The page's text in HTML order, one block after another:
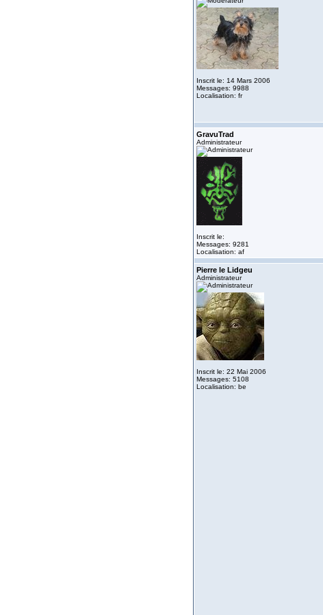
Inscrit le: 14 Mars 2006
Messages: 9988
Localisation: fr
GravuTrad
Administrateur
Inscrit le:
Messages: 9281
Localisation: af
Pierre le Lidgeu
Administrateur
Inscrit le: 22 Mai 2006
Messages: 5108
Localisation: be